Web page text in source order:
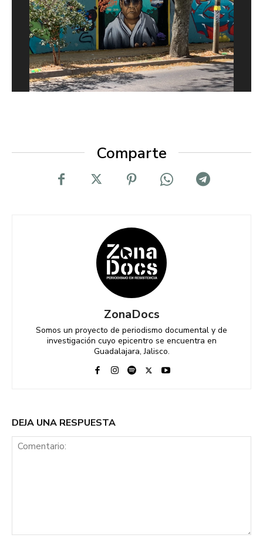
Comparte
ZonaDocs
Somos un proyecto de periodismo documental y de
investigación cuyo epicentro se encuentra en
Guadalajara, Jalisco.
DEJA UNA RESPUESTA